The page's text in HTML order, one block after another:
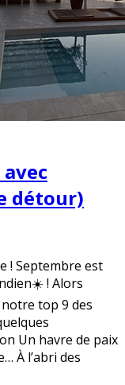
détour)
! Septembre est
! Alors
top 9 des
Un havre de paix
À l’abri des